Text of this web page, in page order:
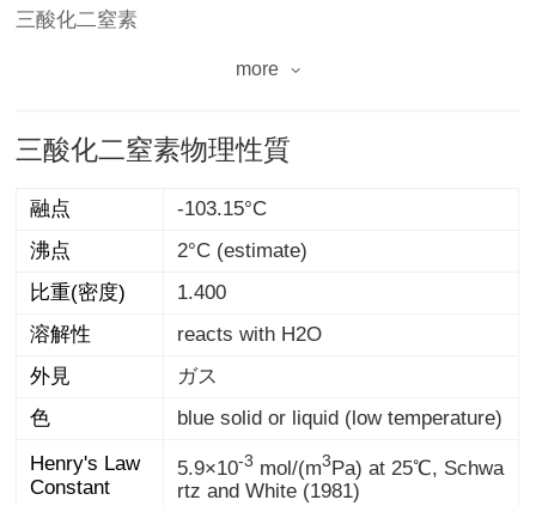
三酸化二窒素
more
三酸化二窒素物理性質
融点
-103.15°C
沸点
2°C (estimate)
比重(密度)
1.400
溶解性
reacts with H2O
外見
ガス
色
blue solid or liquid (low temperature)
Henry's Law
Constant
5.9×10-3 mol/(m3Pa) at 25℃, Schwa
rtz and White (1981)